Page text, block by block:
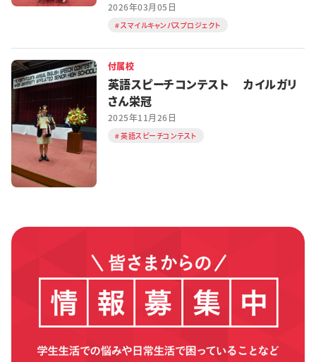
2026年03月05日
スマイルキャンパスプロジェクト
付属校
英語スピーチコンテスト カイルガリ
さん栄冠
2025年11月26日
英語スピーチコンテスト